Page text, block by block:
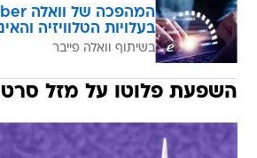
בעלויות הטלוויזיה
בשיתוף וואלה פייבר
השפעת פלוטו על מזל סרטן